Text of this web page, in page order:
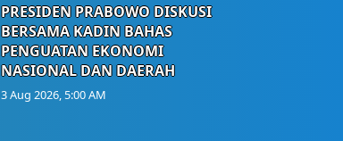
PRESIDEN PRABOWO DISKUSI
BERSAMA KADIN BAHAS
PENGUATAN EKONOMI
NASIONAL DAN DAERAH
3 Aug 2026, 5:00 AM